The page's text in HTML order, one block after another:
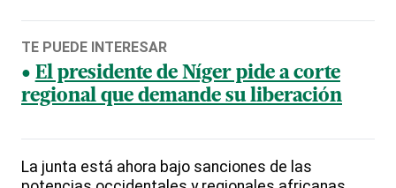
TE PUEDE INTERESAR
El presidente de Níger pide a corte
regional que demande su liberación
La junta está ahora bajo sanciones de las